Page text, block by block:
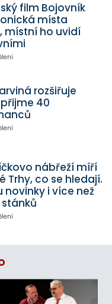
film Bojovník
místa
místní ho uvidí
rozšiřuje
40
nábřeží míří
Trhy, co se hledají.
novinky i více než